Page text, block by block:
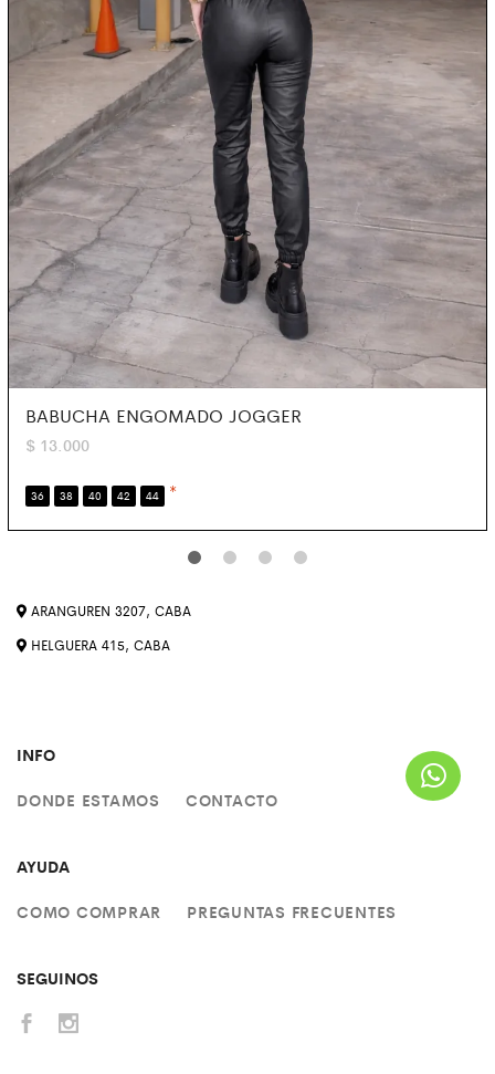
BABUCHA ENGOMADO JOGGER
$ 13.000
36 38 40 42 44 *
ARANGUREN 3207, CABA
HELGUERA 415, CABA
INFO
DONDE ESTAMOS CONTACTO
AYUDA
COMO COMPRAR PREGUNTAS FRECUENTES
SEGUINOS